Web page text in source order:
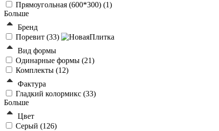
Прямоугольная (600*300) (1)
Больше
Бренд
Поревит (33)
Вид формы
Одинарные формы (21)
Комплекты (12)
Фактура
Гладкий колормикс (33)
Больше
Цвет
Серый (126)